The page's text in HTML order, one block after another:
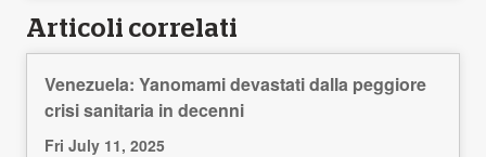
Articoli correlati
Venezuela: Yanomami devastati dalla peggiore
crisi sanitaria in decenni
Fri July 11, 2025